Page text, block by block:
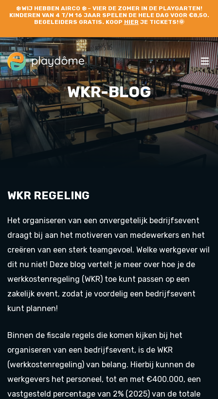
❄️WIJ HEBBEN AIRCO ❄️ – VIER DE ZOMER IN DE PLAYGARTEN!
KINDEREN VAN 4 T/M 16 JAAR SPELEN DE HELE DAG VOOR €8,50.
BEGELEIDERS GRATIS. KOOP HIERJE TICKETS!🌞
WKR-BLOG
WKR REGELING
Het organiseren van een onvergetelijk bedrijfsevent
draagt bij aan het motiveren van medewerkers en het
creëren van een sterk teamgevoel. Welke werkgever wil
dit nu niet! Deze blog vertelt je meer over hoe je de
werkkostenregeling (WKR) toe kunt passen op een
zakelijk event, zodat je voordelig een bedrijfsevent
kunt plannen!
Binnen de fiscale regels die komen kijken bij het
organiseren van een bedrijfsevent, is de WKR
(werkkostenregeling) van belang. Hierbij kunnen de
werkgevers het personeel, tot en met €400.000, een
vastgesteld percentage van 2% (2025) van de totale